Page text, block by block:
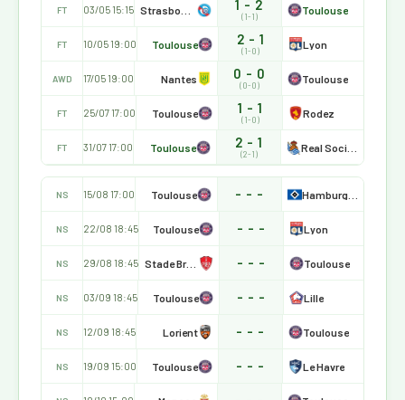
FT 03/05 15:15 1 - 2
(1-1)
Toulouse
FT 10/05 19:00 Toulouse 2 - 1
(1-0)
Lyon
AWD 17/05 19:00 Nantes 0 - 0
(0-0)
Toulouse
FT 25/07 17:00 Toulouse 1 - 1
(1-0)
Rodez
FT 31/07 17:00 Toulouse 2 - 1
(2-1)
NS 15/08 17:00 Toulouse - - -
NS 22/08 18:45 Toulouse - - - Lyon
NS 29/08 18:45 Stade Brestois 29 - - - Toulouse
NS 03/09 18:45 Toulouse - - - Lille
NS 12/09 18:45 Lorient - - - Toulouse
NS 19/09 15:00 Toulouse - - - Le Havre